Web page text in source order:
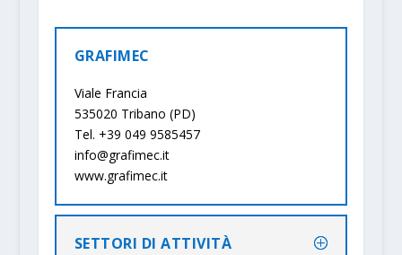
GRAFIMEC
Viale Francia
535020 Tribano (PD)
Tel. +39 049 9585457
info@grafimec.it
www.grafimec.it
SETTORI DI ATTIVITÀ